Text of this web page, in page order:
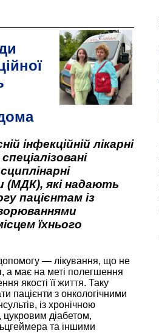
інфекційній лікарні
(МДК), які надають
пацієнтам із
їхнього
— лікування, що не
а має на меті полегшення
якості її життя. Таку
пацієнти з онкологічними
із хронічною
діабетом,
та іншими